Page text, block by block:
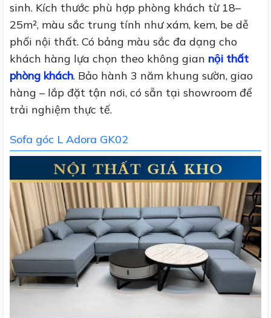
sinh. Kích thước phù hợp phòng khách từ 18–
25m², màu sắc trung tính như xám, kem, be dễ
phối nội thất. Có bảng màu sắc đa dạng cho
khách hàng lựa chọn theo không gian nội thất
phòng khách. Bảo hành 3 năm khung sườn, giao
hàng – lắp đặt tận nơi, có sẵn tại showroom để
trải nghiệm thực tế.
Sofa góc L Adora GK02